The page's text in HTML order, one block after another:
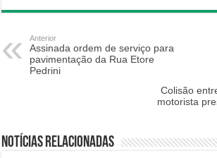
Anterior
Assinada ordem de serviço para
pavimentação da Rua Etore
Pedrini
Colisão
motorista
Notícias relacionadas